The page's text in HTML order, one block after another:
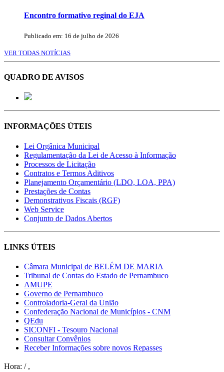
Encontro formativo reginal do EJA
Publicado em: 16 de julho de 2026
VER TODAS NOTÍCIAS
QUADRO DE AVISOS
INFORMAÇÕES ÚTEIS
Lei Orgânica Municipal
Regulamentação da Lei de Acesso à Informação
Processos de Licitação
Contratos e Termos Aditivos
Planejamento Orçamentário (LDO, LOA, PPA)
Prestações de Contas
Demonstrativos Fiscais (RGF)
Web Service
Conjunto de Dados Abertos
LINKS ÚTEIS
Câmara Municipal de BELÉM DE MARIA
Tribunal de Contas do Estado de Pernambuco
AMUPE
Governo de Pernambuco
Controladoria-Geral da União
Confederação Nacional de Municípios - CNM
QEdu
SICONFI - Tesouro Nacional
Consultar Convênios
Receber Informações sobre novos Repasses
Hora: / ,